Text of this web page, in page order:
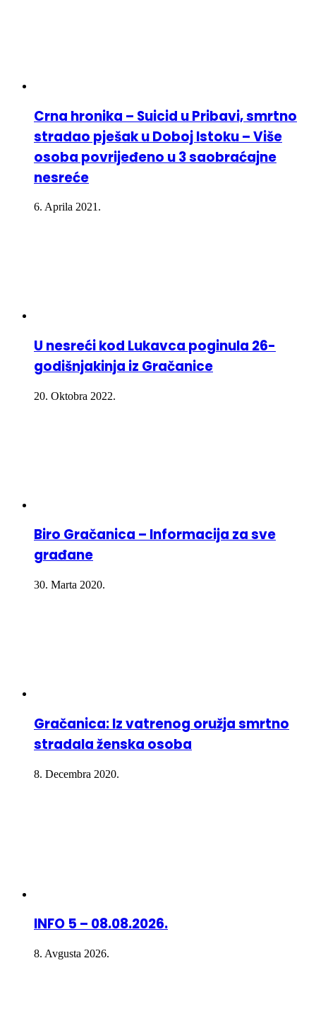
Crna hronika – Suicid u Pribavi, smrtno
stradao pješak u Doboj Istoku – Više
osoba povrijeđeno u 3 saobraćajne
nesreće
6. Aprila 2021.
U nesreći kod Lukavca poginula 26-
godišnjakinja iz Gračanice
20. Oktobra 2022.
Biro Gračanica – Informacija za sve
građane
30. Marta 2020.
Gračanica: Iz vatrenog oružja smrtno
stradala ženska osoba
8. Decembra 2020.
INFO 5 – 08.08.2026.
8. Avgusta 2026.